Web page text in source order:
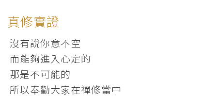
真修實證
沒有說你意不空
而能夠進入心定的
那是不可能的
所以奉勸大家在禪修當中